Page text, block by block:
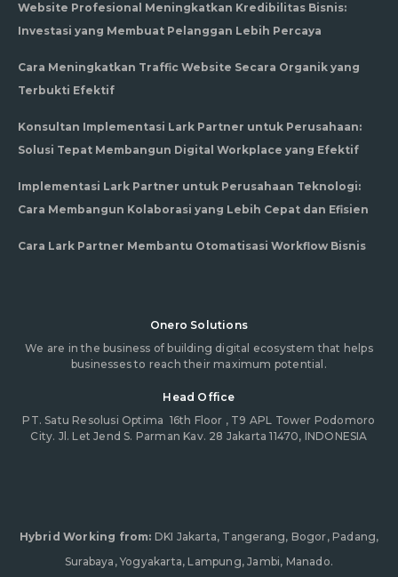
Website Profesional Meningkatkan Kredibilitas Bisnis:
Investasi yang Membuat Pelanggan Lebih Percaya
Cara Meningkatkan Traffic Website Secara Organik yang
Terbukti Efektif
Konsultan Implementasi Lark Partner untuk Perusahaan:
Solusi Tepat Membangun Digital Workplace yang Efektif
Implementasi Lark Partner untuk Perusahaan Teknologi:
Cara Membangun Kolaborasi yang Lebih Cepat dan Efisien
Cara Lark Partner Membantu Otomatisasi Workflow Bisnis
Onero Solutions
We are in the business of building digital ecosystem that helps
businesses to reach their maximum potential.
Head Office
PT. Satu Resolusi Optima 16th Floor , T9 APL Tower Podomoro
City. Jl. Let Jend S. Parman Kav. 28 Jakarta 11470, INDONESIA
Hybrid Working from: DKI Jakarta, Tangerang, Bogor, Padang,
Surabaya, Yogyakarta, Lampung, Jambi, Manado.